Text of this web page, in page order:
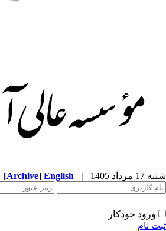
شنبه 17 مرداد 1405 |
English
[Archive]
ورود خودکار
ثبت نام